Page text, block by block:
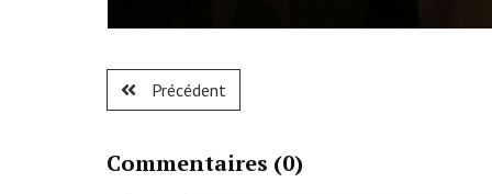
Précédent
Commentaires (0)